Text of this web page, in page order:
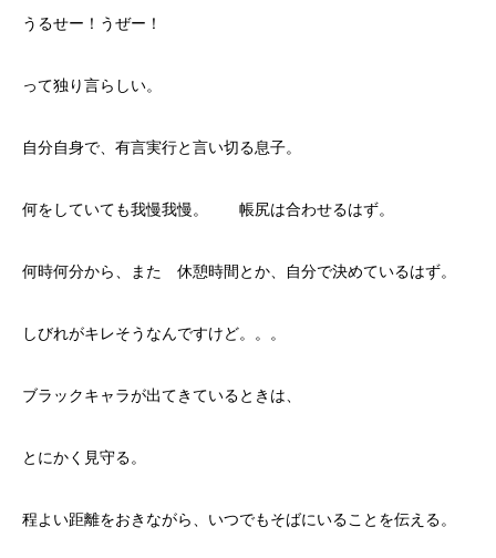
うるせー！うぜー！
って独り言らしい。
自分自身で、有言実行と言い切る息子。
何をしていても我慢我慢。 帳尻は合わせるはず。
何時何分から、また 休憩時間とか、自分で決めているはず。
しびれがキレそうなんですけど。。。
ブラックキャラが出てきているときは、
とにかく見守る。
程よい距離をおきながら、いつでもそばにいることを伝える。